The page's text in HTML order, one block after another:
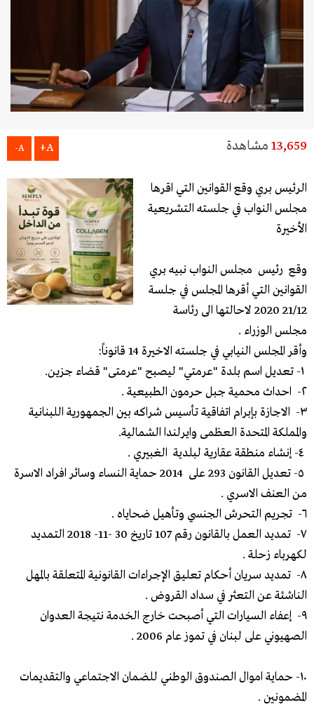
13,659 مشاهدة A+
A-
الرئيس بري وقع القوانين التي اقرها
مجلس النواب في جلسته التشريعية
الأخيرة
وقع رئيس مجلس النواب نبيه بري
القوانين التي أقرها المجلس في جلسة
21/12 2020 لاحالتها الى رئاسة
مجلس الوزراء .
وأقر المجلس النيابي في جلسته الاخيرة 14 قانوناً:
٢- احداث محمية جبل حرمون الطبيعية .
٣- الاجازة بإبرام اتفاقية تأسيس شراكه بين الجمهورية اللبنانية
والمملكة المتحدة العظمى وايرلندا الشمالية.
٥- تعديل القانون 293 على 2014 حماية النساء وسائر افراد الاسرة
من العنف الاسري .
٦- تجريم التحرش الجنسي وتأهيل ضحاياه .
٧- تمديد العمل بالقانون رقم 107 تاريخ 30 -11- 2018 التمديد
لكهرباء زحلة .
٨- تمديد سريان أحكام تعليق الإجراءات القانونية المتعلقة بالمهل
الناشئة عن التعثر في سداد القروض .
٩- إعفاء السيارات التي أصبحت خارج الخدمة نتيجة العدوان
الصهيوني على لبنان في تموز عام 2006 .
١٠- حماية اموال الصندوق الوطني للضمان الاجتماعي والتقديمات
المضمونين .